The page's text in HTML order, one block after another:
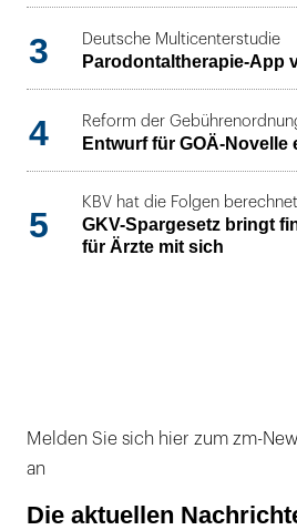
3 Deutsche Multicenterstudie
Parodontaltherapie-App
4 Reform der
Entwurf für GOÄ-
5
KBV hat die Folgen berechnet
GKV-Spargesetz bringt
für Ärzte mit sich
Melden Sie sich hier zum zm-
an
Die aktuellen